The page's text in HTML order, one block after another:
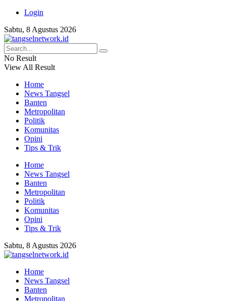
Login
Sabtu, 8 Agustus 2026
No Result
View All Result
Home
News Tangsel
Banten
Metropolitan
Politik
Komunitas
Opini
Tips & Trik
Home
News Tangsel
Banten
Metropolitan
Politik
Komunitas
Opini
Tips & Trik
Sabtu, 8 Agustus 2026
Home
News Tangsel
Banten
Metropolitan